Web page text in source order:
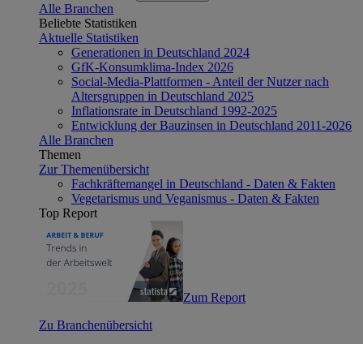
Alle Branchen
Beliebte Statistiken
Aktuelle Statistiken
Generationen in Deutschland 2024
GfK-Konsumklima-Index 2026
Social-Media-Plattformen - Anteil der Nutzer nach
Altersgruppen in Deutschland 2025
Inflationsrate in Deutschland 1992-2025
Entwicklung der Bauzinsen in Deutschland 2011-2026
Alle Branchen
Themen
Zur Themenübersicht
Fachkräftemangel in Deutschland - Daten & Fakten
Vegetarismus und Veganismus - Daten & Fakten
Top Report
Zum Report
Zu Branchenübersicht